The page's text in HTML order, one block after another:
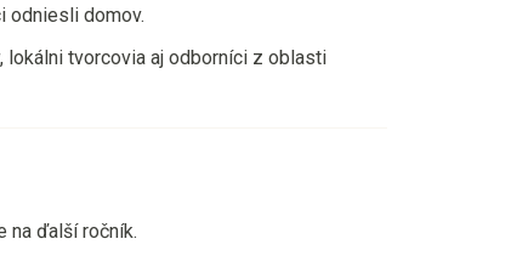
odniesli domov.
lokálni tvorcovia aj odborníci z oblasti
na ďalší ročník.